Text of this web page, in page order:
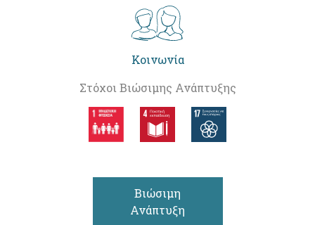
Κοινωνία
Στόχοι Βιώσιμης Ανάπτυξης
Βιώσιμη
Ανάπτυξη